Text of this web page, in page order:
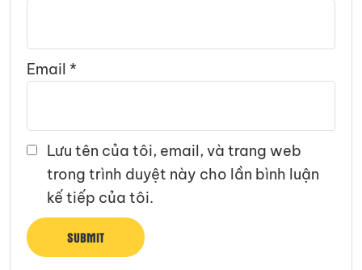
Email *
Lưu tên của tôi, email, và trang web
trong trình duyệt này cho lần bình luận
kế tiếp của tôi.